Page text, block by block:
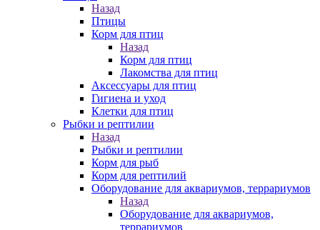
Назад
Птицы
Корм для птиц
Назад
Корм для птиц
Лакомства для птиц
Аксессуары для птиц
Гигиена и уход
Клетки для птиц
Рыбки и рептилии
Назад
Рыбки и рептилии
Корм для рыб
Корм для рептилий
Оборудование для аквариумов, террариумов
Назад
Оборудование для аквариумов,
террариумов